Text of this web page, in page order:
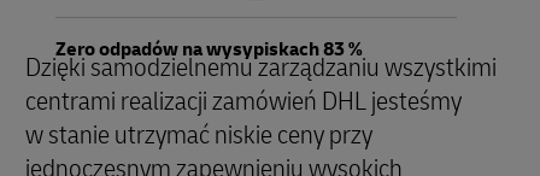
Zero odpadów na wysypiskach 83 %
Dzięki samodzielnemu zarządzaniu wszystkimi
centrami realizacji zamówień DHL jesteśmy
w stanie utrzymać niskie ceny przy
jednoczesnym zapewnieniu wysokich